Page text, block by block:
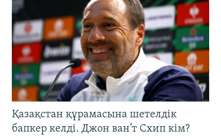
Қазақстан құрамасына шетелдік
бапкер келді. Джон ван’т Схип кім?